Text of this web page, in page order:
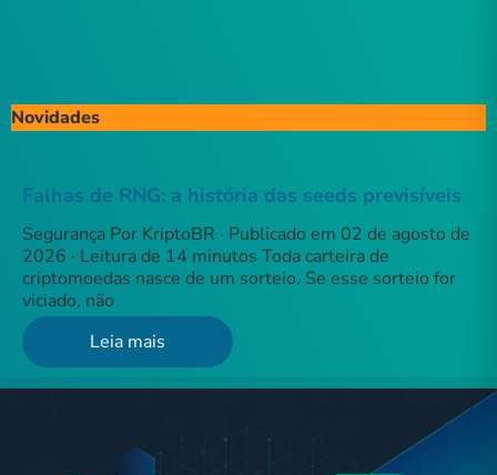
Novidades
Falhas de RNG: a história das seeds previsíveis
Segurança Por KriptoBR · Publicado em 02 de agosto de
2026 · Leitura de 14 minutos Toda carteira de
criptomoedas nasce de um sorteio. Se esse sorteio for
viciado, não
Leia mais